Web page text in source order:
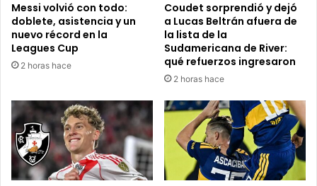
Messi volvió con todo:
doblete, asistencia y un
nuevo récord en la
Leagues Cup
2 horas hace
Coudet sorprendió y dejó
a Lucas Beltrán afuera de
la lista de la
Sudamericana de River:
qué refuerzos ingresaron
2 horas hace